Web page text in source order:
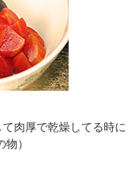
肉厚で乾燥してる時に
）